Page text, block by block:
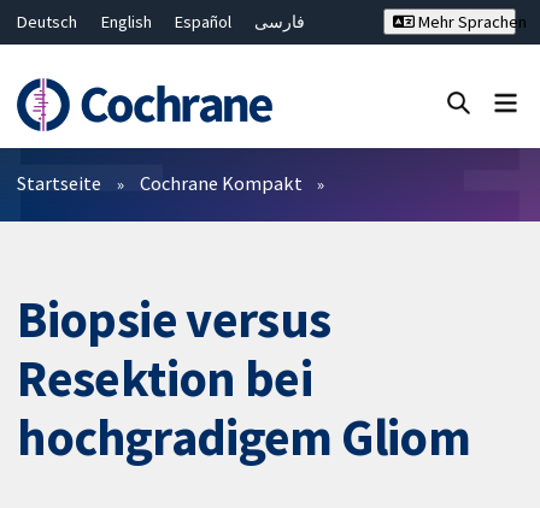
Deutsch English Español
فارسی
Bahasa Malaysia
ไทย
繁體中文
简体中文
Mehr Sprachen
Filter
Startseite Cochrane Kompakt
Biopsie versus
Resektion bei
hochgradigem Gliom